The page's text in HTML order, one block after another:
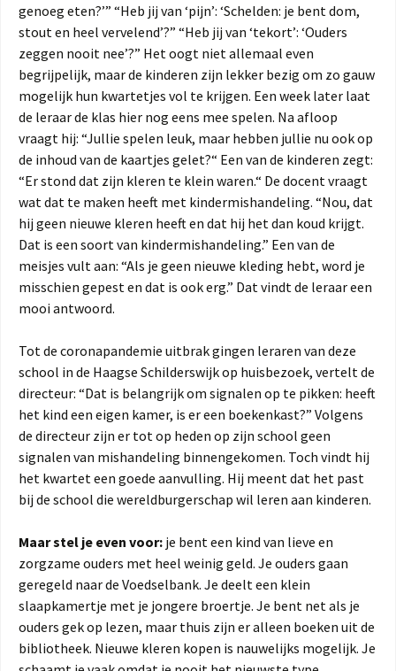
genoeg eten?’” “Heb jij van ‘pijn’: ‘Schelden: je bent dom,
stout en heel vervelend’?” “Heb jij van ‘tekort’: ‘Ouders
zeggen nooit nee’?” Het oogt niet allemaal even
begrijpelijk, maar de kinderen zijn lekker bezig om zo gauw
mogelijk hun kwartetjes vol te krijgen. Een week later laat
de leraar de klas hier nog eens mee spelen. Na afloop
vraagt hij: “Jullie spelen leuk, maar hebben jullie nu ook op
de inhoud van de kaartjes gelet?“ Een van de kinderen zegt:
“Er stond dat zijn kleren te klein waren.“ De docent vraagt
wat dat te maken heeft met kindermishandeling. “Nou, dat
hij geen nieuwe kleren heeft en dat hij het dan koud krijgt.
Dat is een soort van kindermishandeling.” Een van de
meisjes vult aan: “Als je geen nieuwe kleding hebt, word je
misschien gepest en dat is ook erg.” Dat vindt de leraar een
mooi antwoord.
Tot de coronapandemie uitbrak gingen leraren van deze
school in de Haagse Schilderswijk op huisbezoek, vertelt de
directeur: “Dat is belangrijk om signalen op te pikken: heeft
het kind een eigen kamer, is er een boekenkast?” Volgens
de directeur zijn er tot op heden op zijn school geen
signalen van mishandeling binnengekomen. Toch vindt hij
het kwartet een goede aanvulling. Hij meent dat het past
bij de school die wereldburgerschap wil leren aan kinderen.
Maar stel je even voor: je bent een kind van lieve en
zorgzame ouders met heel weinig geld. Je ouders gaan
geregeld naar de Voedselbank. Je deelt een klein
slaapkamertje met je jongere broertje. Je bent net als je
ouders gek op lezen, maar thuis zijn er alleen boeken uit de
bibliotheek. Nieuwe kleren kopen is nauwelijks mogelijk. Je